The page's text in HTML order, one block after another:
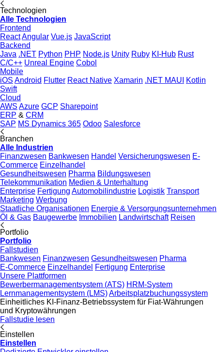
Technologien
Alle Technologien
Frontend
ReactAngular Vue.js JavaScript
Backend
Java .NET Python PHP Node.js Unity Ruby KI-Hub Rust
C/C++ Unreal Engine Cobol
Mobile
iOS Android Flutter React Native Xamarin .NET MAUI
Kotlin
Swift
Cloud
AWS Azure GCP Sharepoint
ERP & CRM
SAP MS Dynamics 365 Odoo Salesforce
Branchen
Alle Industrien
Finanzwesen Bankwesen Handel Versicherungswesen E-
Commerce Einzelhandel
Gesundheitswesen Pharma Bildungswesen
Telekommunikation Medien & Unterhaltung
Enterprise Fertigung Automobilindustrie Logistik Transport
Marketing Werbung
Staatliche Organisationen Energie & Versorgungsunternehmen
Öl & Gas Baugewerbe Immobilien Landwirtschaft Reisen
Portfolio
Portfolio
Fallstudien
Bankwesen Finanzwesen Gesundheitswesen Pharma
E-Commerce Einzelhandel Fertigung Enterprise
Unsere Plattformen
Bewerbermanagementsystem (ATS) HRM-System
Lernmanagementsystem (LMS)Arbeitsplatzbuchungssystem
Einheitliches KI-Finanz-Betriebssystem für Fiat-Währungen
und Kryptowährungen
Fallstudie lesen
Einstellen
Einstellen